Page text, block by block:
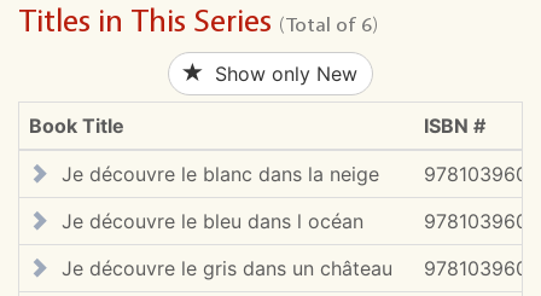
Titles in This Series (Total of 6)
Show only New
Book Title
ISBN #
Je découvre le blanc dans la neige
Je découvre le bleu dans l océan
Je découvre le gris dans un château